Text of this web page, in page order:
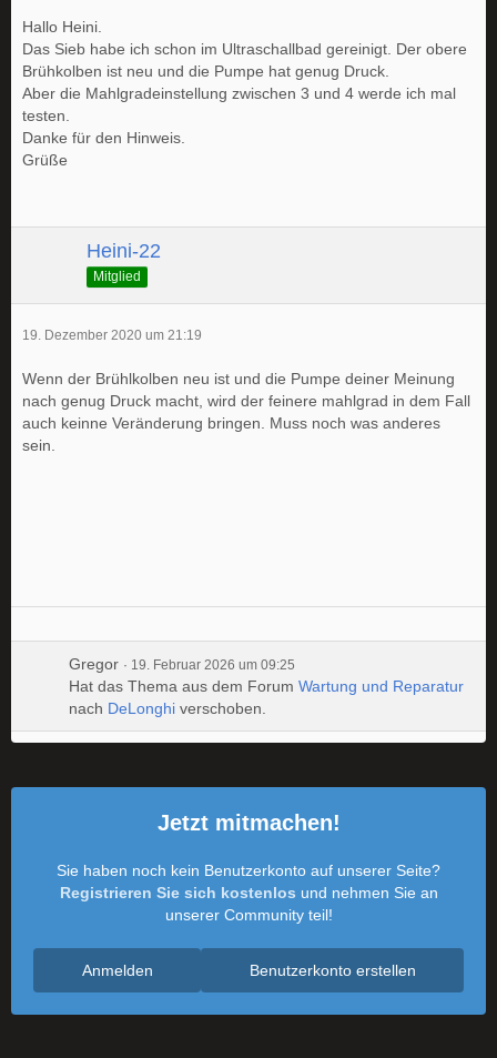
Hallo Heini.
Das Sieb habe ich schon im Ultraschallbad gereinigt. Der obere
Brühkolben ist neu und die Pumpe hat genug Druck.
Aber die Mahlgradeinstellung zwischen 3 und 4 werde ich mal
testen.
Danke für den Hinweis.
Grüße
Heini-22
Mitglied
19. Dezember 2020 um 21:19
Wenn der Brühlkolben neu ist und die Pumpe deiner Meinung
nach genug Druck macht, wird der feinere mahlgrad in dem Fall
auch keinne Veränderung bringen. Muss noch was anderes
sein.
Gregor 19. Februar 2026 um 09:25
Hat das Thema aus dem Forum Wartung und Reparatur
nach DeLonghi verschoben.
Jetzt mitmachen!
Sie haben noch kein Benutzerkonto auf unserer Seite?
Registrieren Sie sich kostenlos und nehmen Sie an
unserer Community teil!
Benutzerkonto erstellen
Anmelden